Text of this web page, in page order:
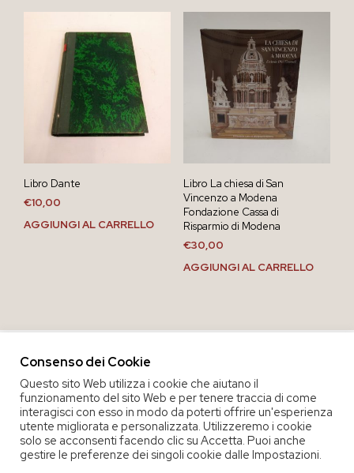
Libro Dante
€10,00
AGGIUNGI AL CARRELLO
Libro La chiesa di San
Vincenzo a Modena
Fondazione Cassa di
Risparmio di Modena
€30,00
AGGIUNGI AL CARRELLO
Consenso dei Cookie
Questo sito Web utilizza i cookie che aiutano il
funzionamento del sito Web e per tenere traccia di come
interagisci con esso in modo da poterti offrire un'esperienza
utente migliorata e personalizzata. Utilizzeremo i cookie
solo se acconsenti facendo clic su Accetta. Puoi anche
gestire le preferenze dei singoli cookie dalle Impostazioni.